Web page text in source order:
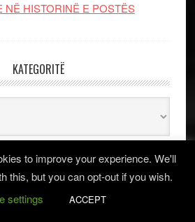
NË HISTORINË E POSTËS
KATEGORITË
ARKIV
to improve your experience. We'll
this, but you can opt-out if you wish.
settings
ACCEPT